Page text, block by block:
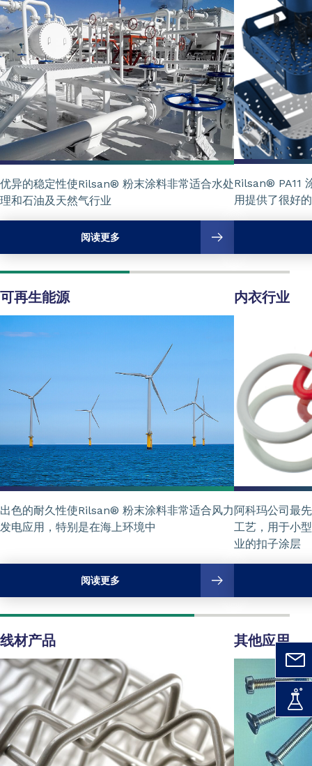
优异的稳定性使Rilsan® 粉末涂料非常适合水处
理和石油及天然气行业
阅读更多
Rilsan® PA11
用提供了很好
可再生能源
出色的耐久性使Rilsan® 粉末涂料非常适合风力
发电应用，特别是在海上环境中
阅读更多
内衣行业
阿科玛公司最
工艺，用于小
业的扣子涂层
线材产品 其他应用